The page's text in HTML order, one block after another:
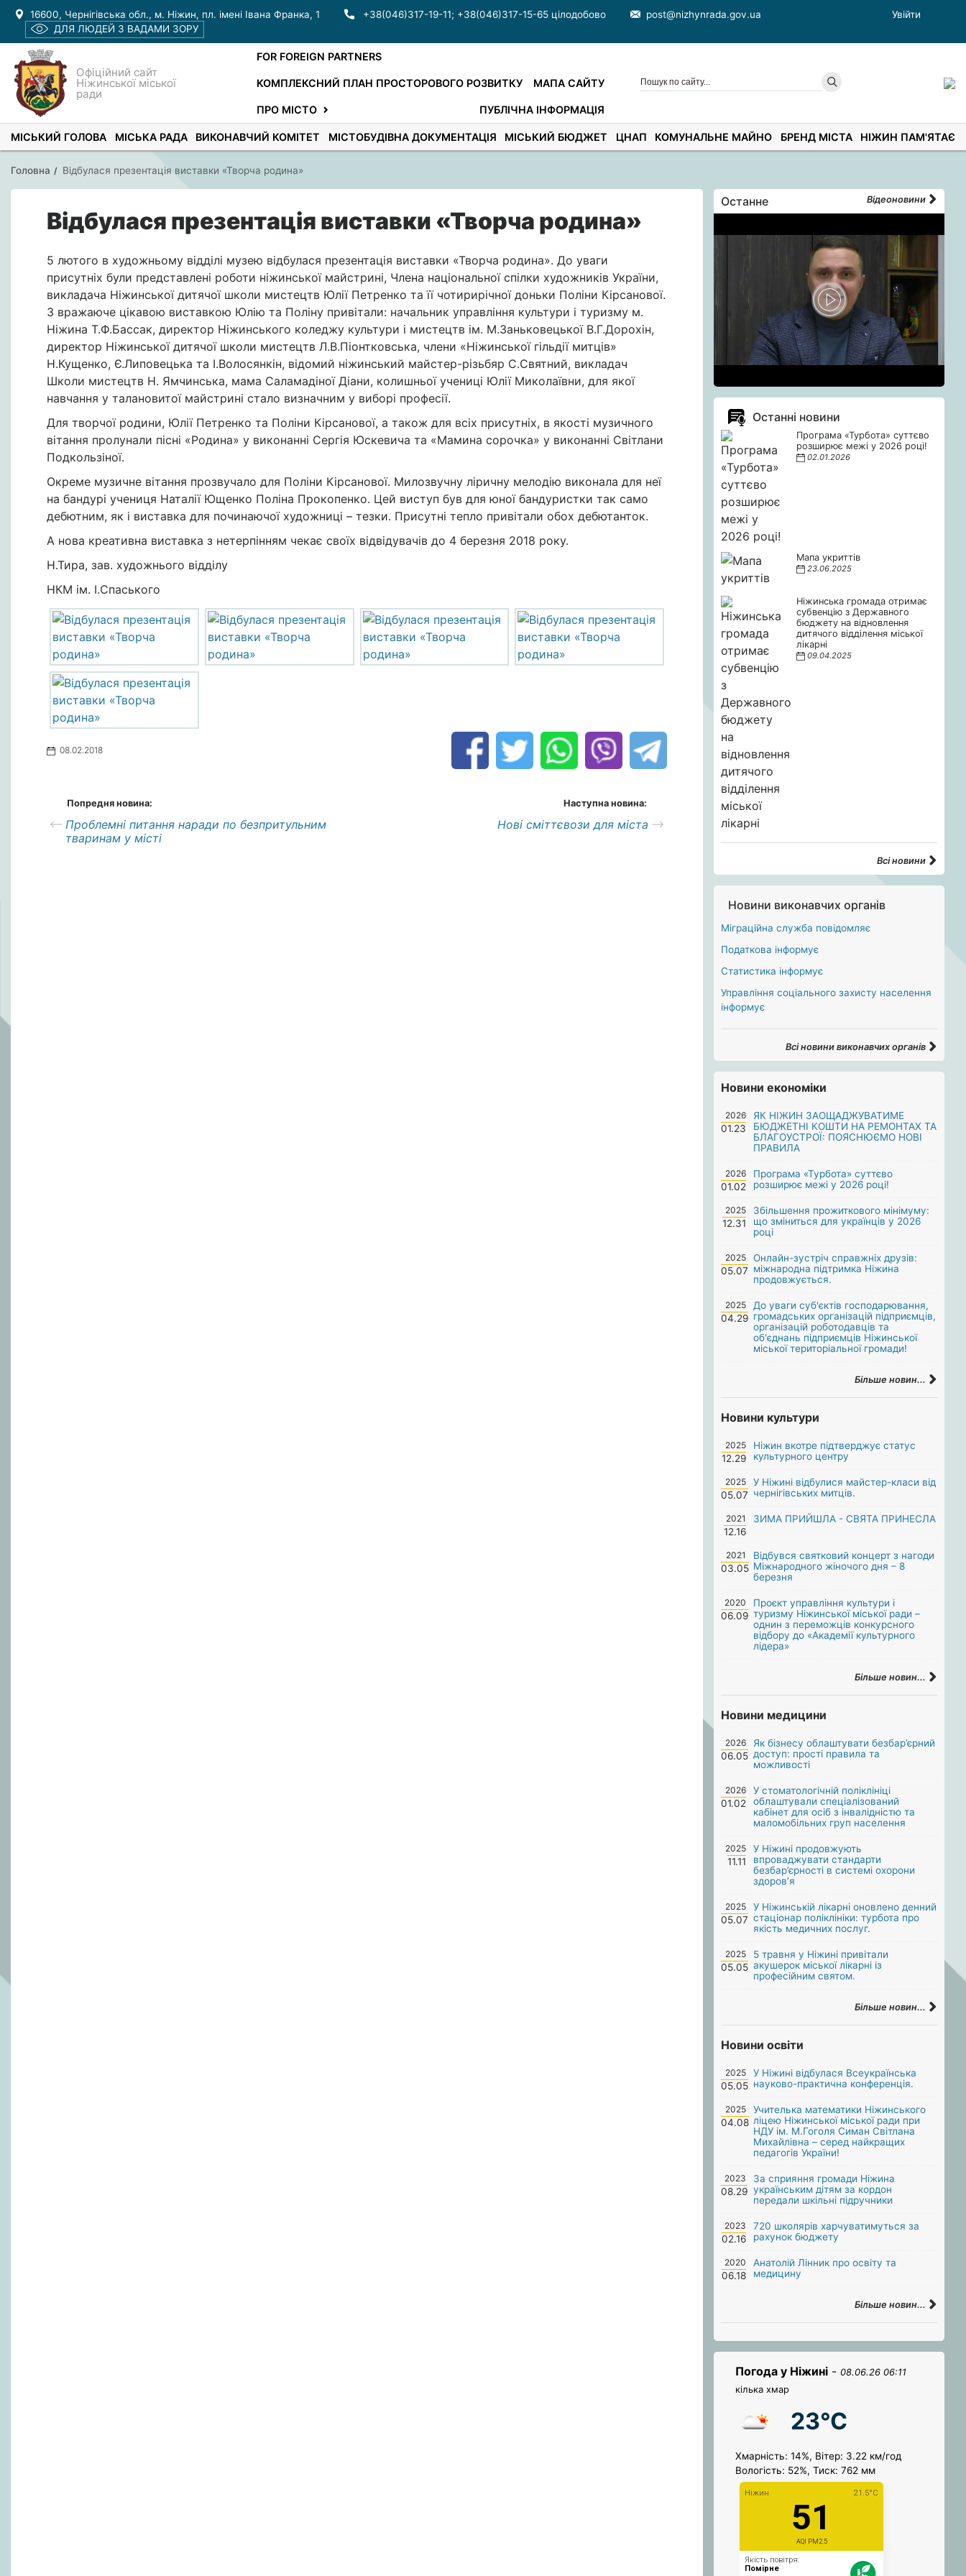
16600, Чернігівська обл., м. Ніжин, пл. імені Івана Франка, 1 +38(046)317-19-11; +38(046)317-15-65 цілодобово post@nizhynrada.gov.ua
Увійти
ДЛЯ ЛЮДЕЙ З ВАДАМИ ЗОРУ
Офіційний сайт
Ніжинської міської
ради
FOR FOREIGN PARTNERS
КОМПЛЕКСНИЙ ПЛАН ПРОСТОРОВОГО РОЗВИТКУ МАПА САЙТУ
ПРО МІСТО ПУБЛІЧНА ІНФОРМАЦІЯ
МІСЬКИЙ ГОЛОВА МІСЬКА РАДА ВИКОНАВЧИЙ КОМІТЕТ МІСТОБУДІВНА ДОКУМЕНТАЦІЯ МІСЬКИЙ БЮДЖЕТ ЦНАП КОМУНАЛЬНЕ МАЙНО БРЕНД МІСТА НІЖИН ПАМ'ЯТАЄ
Головна Відбулася презентація виставки «Творча родина»
Відбулася презентація виставки «Творча родина»
5 лютого в художньому відділі музею відбулася презентація виставки «Творча родина». До уваги
присутніх були представлені роботи ніжинської майстрині, Члена національної спілки художників України,
викладача Ніжинської дитячої школи мистецтв Юлії Петренко та її чотирирічної доньки Поліни Кірсанової.
З вражаюче цікавою виставкою Юлію та Поліну привітали: начальник управління культури і туризму м.
Ніжина Т.Ф.Бассак, директор Ніжинського коледжу культури і мистецтв ім. М.Заньковецької В.Г.Дорохін,
директор Ніжинської дитячої школи мистецтв Л.В.Піонтковська, члени «Ніжинської гільдії митців»
Н.Кущенко, Є.Липовецька та І.Волосянкін, відомий ніжинський майстер-різьбяр С.Святний, викладач
Школи мистецтв Н. Ямчинська, мама Саламадіної Діани, колишньої учениці Юлії Миколаївни, для якої
навчання у талановитої майстрині стало визначним у виборі професії.
Для творчої родини, Юлії Петренко та Поліни Кірсанової, а також для всіх присутніх, в якості музичного
вітання пролунали пісні «Родина» у виконанні Сергія Юскевича та «Мамина сорочка» у виконанні Світлани
Подкользіної.
Окреме музичне вітання прозвучало для Поліни Кірсанової. Милозвучну ліричну мелодію виконала для неї
на бандурі учениця Наталії Ющенко Поліна Прокопенко. Цей виступ був для юної бандуристки так само
дебютним, як і виставка для починаючої художниці – тезки. Присутні тепло привітали обох дебютанток.
А нова креативна виставка з нетерпінням чекає своїх відвідувачів до 4 березня 2018 року.
Н.Тира, зав. художнього відділу
НКМ ім. І.Спаського
08.02.2018
Попредня новина:
Проблемні питання наради по безпритульним
тваринам у місті
Наступна новина:
Нові сміттєвози для міста
Останне Відеоновини
Останні новини
Програма «Турбота» суттєво
розширює межі у 2026 році!
02.01.2026
Мапа укриттів
23.06.2025
Ніжинська громада отримає
субвенцію з Державного
бюджету на відновлення
дитячого відділення міської
лікарні
09.04.2025
Всі новини
Новини виконавчих органів
Міграційна служба повідомляє
Податкова інформує
Статистика інформує
Управління соціального захисту населення
інформує
Всі новини виконавчих органів
Новини економіки
2026
01.23
ЯК НІЖИН ЗАОЩАДЖУВАТИМЕ
БЮДЖЕТНІ КОШТИ НА РЕМОНТАХ ТА
БЛАГОУСТРОЇ: ПОЯСНЮЄМО НОВІ
ПРАВИЛА
2026
01.02
Програма «Турбота» суттєво
розширює межі у 2026 році!
2025
12.31
Збільшення прожиткового мінімуму:
що зміниться для українців у 2026
році
2025
05.07
Онлайн-зустріч справжніх друзів:
міжнародна підтримка Ніжина
продовжується.
2025
04.29
До уваги суб'єктів господарювання,
громадських організацій підприємців,
організацій роботодавців та
об'єднань підприємців Ніжинської
міської територіальної громади!
Більше новин...
Новини культури
2025
12.29
Ніжин вкотре підтверджує статус
культурного центру
2025
05.07
У Ніжині відбулися майстер-класи від
чернігівських митців.
2021
12.16
ЗИМА ПРИЙШЛА - СВЯТА ПРИНЕСЛА
2021
03.05
Відбувся святковий концерт з нагоди
Міжнародного жіночого дня – 8
березня
2020
06.09
Проєкт управління культури і
туризму Ніжинської міської ради –
однин з переможців конкурсного
відбору до «Академії культурного
лідера»
Більше новин...
Новини медицини
2026
06.05
Як бізнесу облаштувати безбар’єрний
доступ: прості правила та
можливості
2026
01.02
У стоматологічній поліклініці
облаштували спеціалізований
кабінет для осіб з інвалідністю та
маломобільних груп населення
2025
11.11
У Ніжині продовжують
впроваджувати стандарти
безбар’єрності в системі охорони
здоров’я
2025
05.07
У Ніжинській лікарні оновлено денний
стаціонар поліклініки: турбота про
якість медичних послуг.
2025
05.05
5 травня у Ніжині привітали
акушерок міської лікарні із
професійним святом.
Більше новин...
Новини освіти
2025
05.05
У Ніжині відбулася Всеукраїнська
науково-практична конференція.
2025
04.08
Учителька математики Ніжинського
ліцею Ніжинської міської ради при
НДУ ім. М.Гоголя Симан Світлана
Михайлівна – серед найкращих
педагогів України!
2023
08.29
За сприяння громади Ніжина
українським дітям за кордон
передали шкільні підручники
2023
02.16
720 школярів харчуватимуться за
рахунок бюджету
2020
06.18
Анатолій Лінник про освіту та
медицину
Більше новин...
Погода у Ніжині - 08.06.26 06:11
кілька хмар
23°C
Хмарність: 14%, Вітер: 3.22 км/год
Вологість: 52%, Тиск: 762 мм